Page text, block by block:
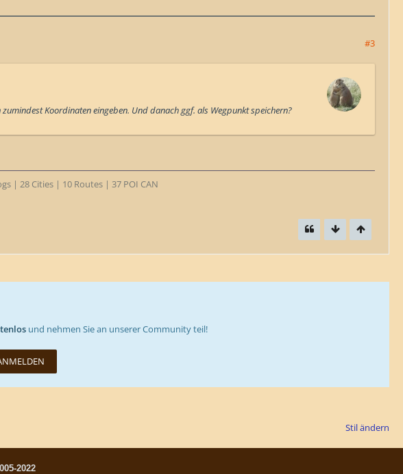
#3
Koordinaten eingeben. Und danach ggf. als Wegpunkt speichern?
| 28 Cities | 10 Routes | 37 POI CAN
und nehmen Sie an unserer Community teil!
Stil ändern
2022